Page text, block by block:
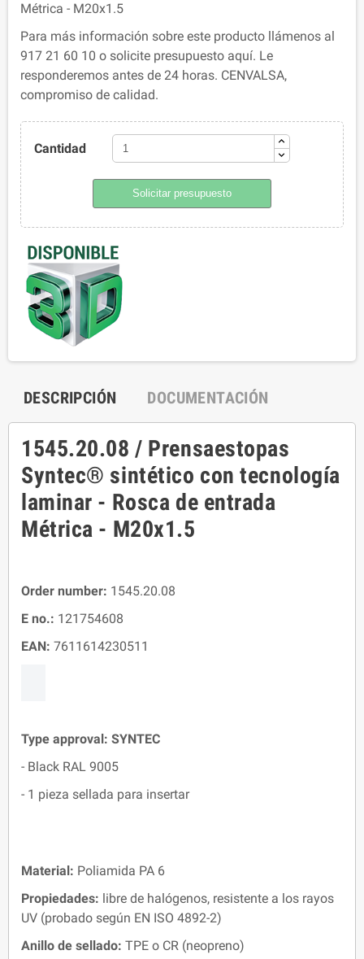
Métrica - M20x1.5
Para más información sobre este producto llámenos al
917 21 60 10 o solicite presupuesto aquí. Le
responderemos antes de 24 horas. CENVALSA,
compromiso de calidad.
Cantidad
Solicitar presupuesto
DESCRIPCIÓN DOCUMENTACIÓN
1545.20.08 / Prensaestopas
Syntec® sintético con tecnología
laminar - Rosca de entrada
Métrica - M20x1.5
Order number: 1545.20.08
E no.: 121754608
EAN: 7611614230511
Type approval: SYNTEC
- Black RAL 9005
- 1 pieza sellada para insertar
Material: Poliamida PA 6
Propiedades: libre de halógenos, resistente a los rayos
UV (probado según EN ISO 4892-2)
Anillo de sellado: TPE o CR (neopreno)